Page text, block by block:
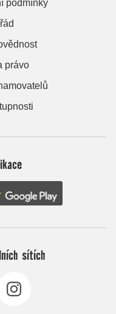
podmínky
právo
sítích